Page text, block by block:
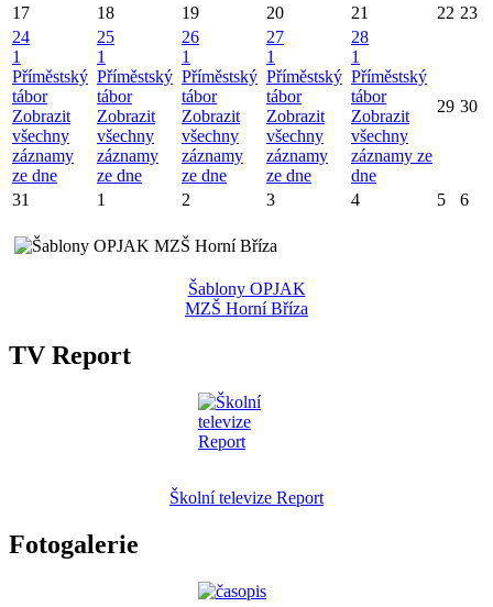
17
18 19 20 21 22 23
24
1
Příměstský
tábor
Zobrazit
všechny
záznamy
ze dne
25
1
Příměstský
tábor
Zobrazit
všechny
záznamy
ze dne
26
1
Příměstský
tábor
Zobrazit
všechny
záznamy
ze dne
27
1
Příměstský
tábor
Zobrazit
všechny
záznamy
ze dne
28
1
Příměstský
tábor
Zobrazit
všechny
záznamy ze
dne
29 30
31 1 2 3 4 5 6
Šablony OPJAK
MZŠ Horní Bříza
TV Report
Školní televize Report
Fotogalerie